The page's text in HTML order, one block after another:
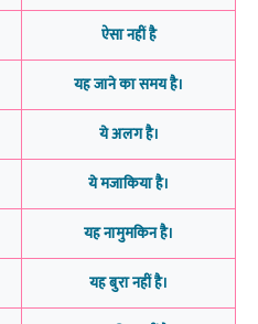
ऐसा नहीं है
यह जाने का समय है।
ये अलग है।
ये मजाकिया है।
यह नामुमकिन है।
यह बुरा नहीं है।